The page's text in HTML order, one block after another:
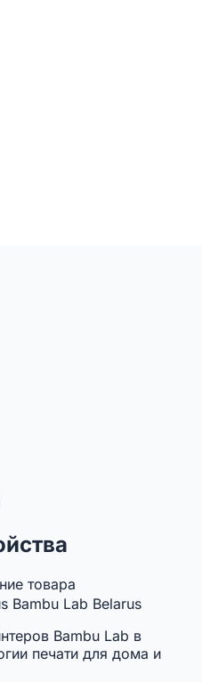
Bambu Lab Belarus
Bambu Lab в
печати для дома и